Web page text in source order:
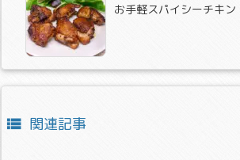
お手軽スパイシーチキン
 関連記事